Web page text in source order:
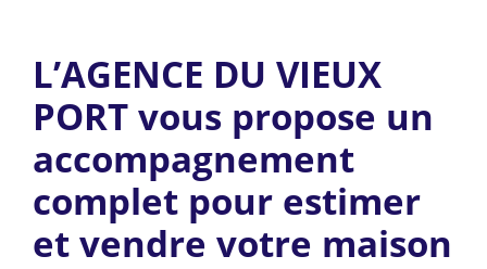
L’AGENCE DU VIEUX
PORT vous propose un
accompagnement
complet pour estimer
et vendre votre maison